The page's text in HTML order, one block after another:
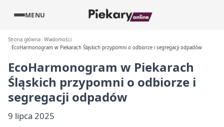
MENU
Strona główna Wiadomości
EcoHarmonogram w Piekarach Śląskich przypomni o odbiorze i segregacji odpadów
EcoHarmonogram w Piekarach
Śląskich przypomni o odbiorze i
segregacji odpadów
9 lipca 2025